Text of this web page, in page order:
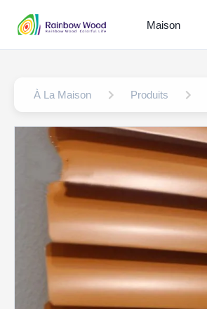
Maison
À La Maison Produits